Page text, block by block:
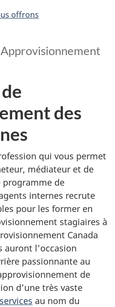
offrons
des
qui vous permet
médiateur et de
programme de
internes recrute
pour les former en
stagiaires à
Canada
auront l’occasion
passionnante au
de
d’une très vaste
au nom du